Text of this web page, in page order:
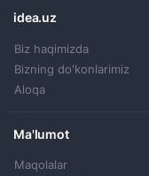
idea.uz
Biz haqimizda
Bizning do'konlarimiz
Aloqa
Ma'lumot
Maqolalar